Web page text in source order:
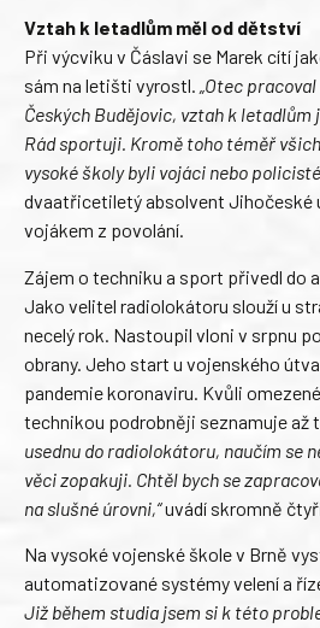
Vztah k letadlům měl od dětství
Při výcviku v Čáslavi se Marek cítí
sám na letišti vyrostl. „Otec
Českých Budějovic, vztah k letadlům
Rád sportuji. Kromě toho téměř
vysoké školy byli vojáci nebo
dvaatřicetiletý absolvent Jihočeské
vojákem z povolání.
Zájem o techniku a sport přivedl do
Jako velitel radiolokátoru slouží u
necelý rok. Nastoupil vloni v srpnu
obrany. Jeho start u vojenského
pandemie koronaviru. Kvůli
technikou podrobněji seznamuje až
usednu do radiolokátoru, naučím se
věci zopakuji. Chtěl bych se
na slušné úrovni,“uvádí skromně
Na vysoké vojenské škole v Brně
automatizované systémy velení a
Již během studia jsem si k této